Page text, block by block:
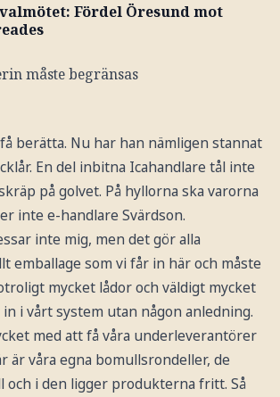
Fördel Öresund mot
måste begränsas
berätta. Nu har han nämligen stannat
En del inbitna Icahandlare tål inte
på golvet. På hyllorna ska varorna
inte e-handlare Svärdson.
inte mig, men det gör alla
emballage som vi får in här och måste
mycket lådor och väldigt mycket
i vårt system utan någon anledning.
med att få våra underleverantörer
är våra egna bomullsrondeller, de
och i den ligger produkterna fritt. Så